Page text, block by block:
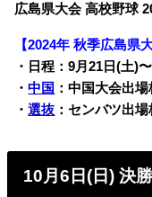
広島県大会 高校野球
【2024年 秋季広島県
・日程：9月21日(土)
・中国 ：中国大会出
・選抜 ：センバツ出
10月6日(日) 決